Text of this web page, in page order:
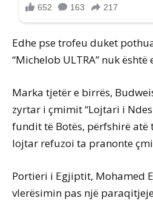
Edhe pse trofeu duket
“Michelob ULTRA” nuk është
Marka tjetër e birrës,
zyrtar i çmimit “Lojtari i
fundit të Botës, përfshirë atë
lojtar refuzoi ta pranonte
Portieri i Egjiptit, Mohamed
vlerësimin pas një